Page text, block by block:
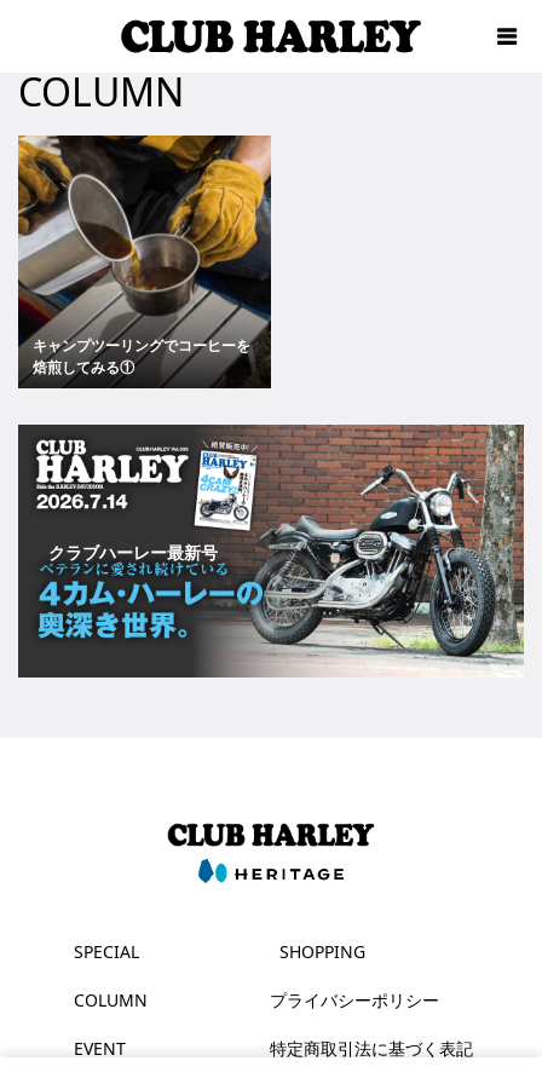
COLUMN
キャンプツーリングでコーヒーを
焙煎してみる①
クラブハーレー最新号
SPECIAL
COLUMN
EVENT
SHOPPING
プライバシーポリシー
特定商取引法に基づく表記